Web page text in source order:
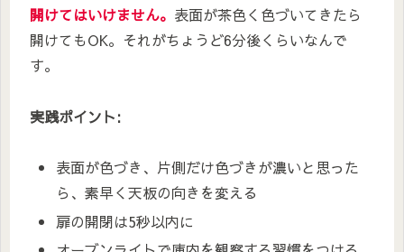
開けてはいけません。 表面が茶色く色づいてきたら
開けてもOK。それがちょうど6分後くらいなんで
す。
実践ポイント:
表面が色づき、片側だけ色づきが濃いと思った
ら、素早く天板の向きを変える
扉の開閉は5秒以内に